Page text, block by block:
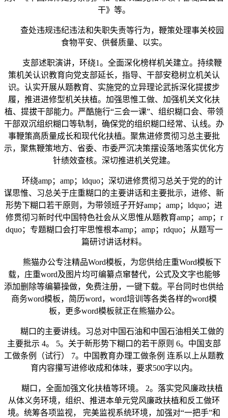
干》等。
查处违规违纪违法和失职失责等行为，鞭策处理事关校园
食物平安、供餐质量、以实。
支部述职演讲，环绕1。全面深化榜样机关建立。持续鞭
策机关认识教育向党支部延长，指导、干部安稳树立机关认
识。认实开展从题教育、实施党的立异理论武拆深化提拔步
履，推进进修型机关扶植。加强思惟工做、加强机关文化扶
植、提拔干部能力。严酷施行“三会一课”、组织糊口会、带领
干部双沉组织糊口等轨制，确保党的组织糊口经常、认线。办
事鞭策高质量成长和现代化扶植。聚焦进修贯彻习总主要批
示，聚焦鞭策地方、省委、市委严沉决策摆设落地落实优化方
针绩效查核。深切推进机关党建。
环绕amp；amp；ldquo；深切进修贯彻习总关于党的的计
谋思惟、习总关于庄重糊口的主要讲话和主要批示，进修、新
形势下糊口若干原则，为带领班子开好amp；amp；ldquo；进
修贯彻习新时代中国特色社会从义思惟从题教育amp；amp；r
dquo；专题糊口会打牢思惟根本amp；amp；rdquo；从题写一
篇研讨讲话材料。
熊猫办公专注精品Word模板，为您供给庄重Word模板下
载，庄重word及图片均可编纂点窜替代，公式及文字也能够
添加删除等编纂操做，免费注册，一键下载。平台同时也供给
商务word模板，简历word，word培训等各类各样的word模
板，更多word模板就正在熊猫办公。
糊口的主要讲线。习总对中国石油和中国石油相关工做的
主要批示 4。 5。关于新形势下糊口的若干原则 6。中国支部
工做条例（试行） 7。中国教育办理工做条例 连系以上从题教
育内容攥写进修收成和体味，要求500字以内。
糊口，全面加强文化扶植等环境。 2。落实党风廉政扶植
从体义务环境，组织、推进本单元党风廉政扶植和反工做环
境。统筹各项监视， 完美监视系统环境，加强对“一把手”和